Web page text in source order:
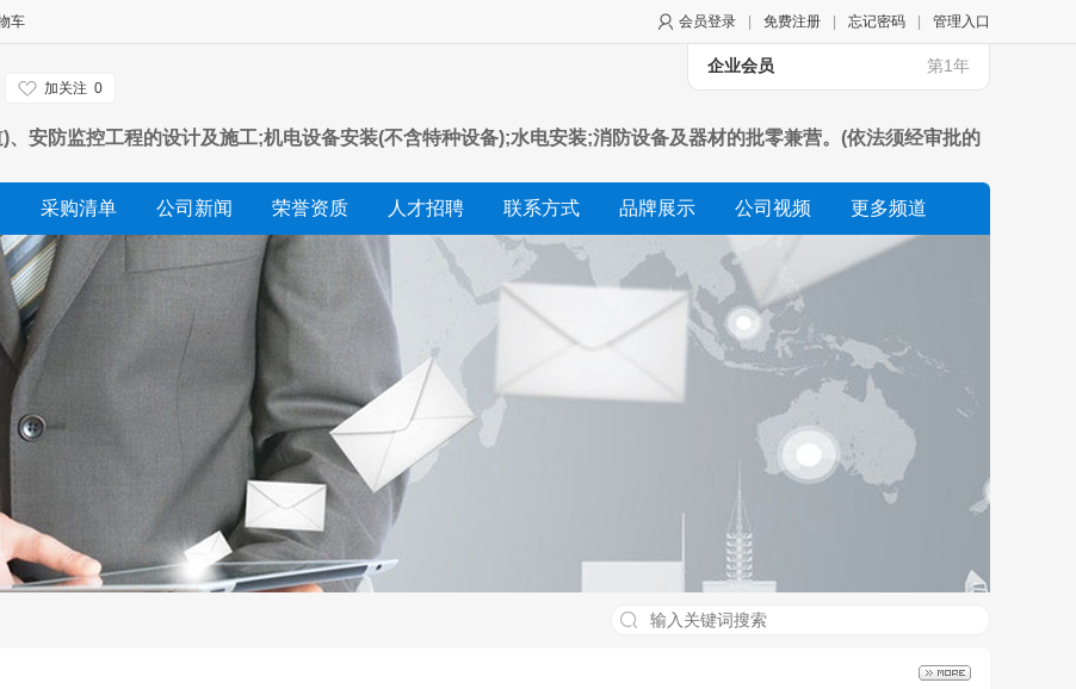
会员登录 免费注册 忘记密码 管理入口
车
企业会员 第1年
加关注 0
安防监控工程的设计及施工;机电设备安装(不含特种设备);水电安装;消防设备及器材的批零兼营。(依法须经审批的
采购清单 公司新闻 荣誉资质 人才招聘 联系方式 品牌展示 公司视频 更多频道